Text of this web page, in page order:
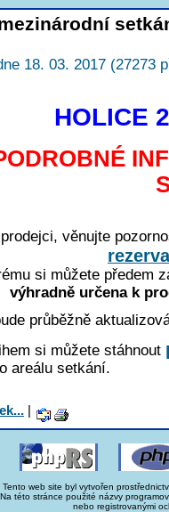
18. 03. 2017 (27273
HOLICE
věnujte
si můžete předem
výhradně určena k
průběžně
si můžete stáhnout
areálu setkání.
|
Tento web site byl vytvořen
Na této stránce použité názvy
nebo registrovanými